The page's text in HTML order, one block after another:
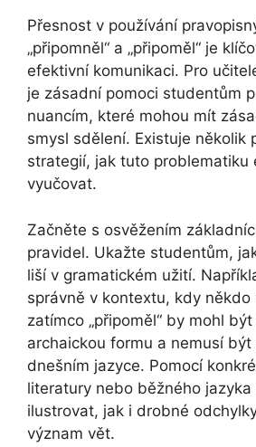
Přesnost v používání
„připomněl“ a „připoměl“ je
efektivní komunikaci. Pro
je zásadní pomoci studentům
nuancím, které mohou mít
smysl sdělení. Existuje několik
strategií, jak tuto problematiku
vyučovat.
Začněte s osvěžením
pravidel. Ukažte studentům,
liší v gramatickém užití.
správně v kontextu, kdy někdo
zatímco „připoměl“ by mohl
archaickou formu a nemusí
dnešním jazyce. Pomocí
literatury nebo běžného jazyka
ilustrovat, jak i drobné
význam vět.